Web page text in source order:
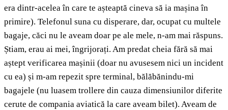
era dintr-acelea în care te așteaptă cineva să ia mașina în
primire). Telefonul suna cu disperare, dar, ocupat cu multele
bagaje, căci nu le aveam doar pe ale mele, n-am mai răspuns.
Știam, erau ai mei, îngrijorați. Am predat cheia fără să mai
aștept verificarea mașinii (doar nu avusesem nici un incident
cu ea) și m-am repezit spre terminal, bălăbănindu-mi
bagajele (nu luasem trollere din cauza dimensiunilor diferite
cerute de compania aviatică la care aveam bilet). Aveam de